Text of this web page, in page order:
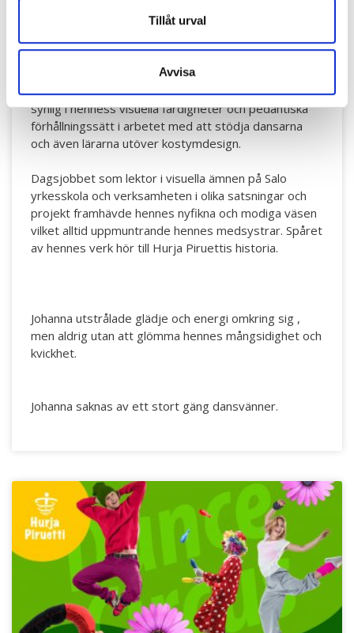
Tillåt urval
Avvisa
entusiast med ett brett utbud av konst och kultur, en
förespråkare för rättvisa och en viktig mentor för
institutets verksamhet under decennierna.
Bland oss var Johanna också en respekterad
lärarkollega och en konstnärssjäl. Kreativiteten var
synlig i henness visuella färdigheter och pedantiska
förhållningssätt i arbetet med att stödja dansarna
och även lärarna utöver kostymdesign.
Dagsjobbet som lektor i visuella ämnen på Salo
yrkesskola och verksamheten i olika satsningar och
projekt framhävde hennes nyfikna och modiga väsen
vilket alltid uppmuntrande hennes medsystrar. Spåret
av hennes verk hör till Hurja Piruettis historia.
Johanna utstrålade glädje och energi omkring sig ,
men aldrig utan att glömma hennes mångsidighet och
kvickhet.
Johanna saknas av ett stort gäng dansvänner.